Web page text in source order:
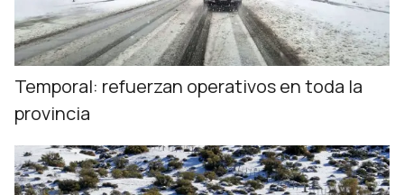
Temporal: refuerzan operativos en toda la
provincia